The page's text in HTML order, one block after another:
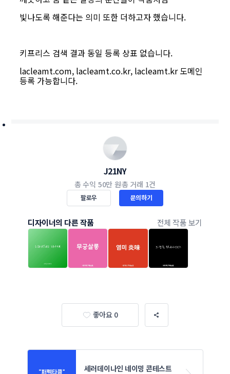
빛나도록 해준다는 의미 또한 더하고자 했습니다.
키프리스 검색 결과 동일 등록 상표 없습니다.
lacleamt.com, lacleamt.co.kr, lacleamt.kr 도메인
등록 가능합니다.
J21NY
총 수익 50만 원총 거래 1건
팔로우 문의하기
디자이너의 다른 작품 전체 작품 보기
좋아요 0
세러데이나인 네이밍 콘테스트